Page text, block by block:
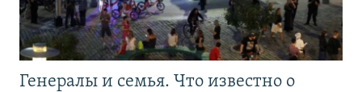
Генералы и семья. Что известно о